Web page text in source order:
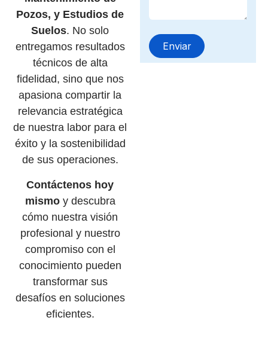
Pozos, y Estudios de
Suelos. No solo
entregamos resultados
técnicos de alta
fidelidad, sino que nos
apasiona compartir la
relevancia estratégica
de nuestra labor para el
éxito y la sostenibilidad
de sus operaciones.
Contáctenos hoy
mismoy descubra
cómo nuestra visión
profesional y nuestro
compromiso con el
conocimiento pueden
transformar sus
desafíos en soluciones
eficientes.